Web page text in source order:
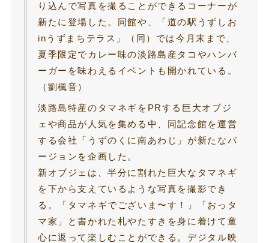
り込んで写真を撮ることができるコーナーが
新たに登場した。同館や、「道の駅うずしお
inうずまちテラス」（同）では今月末まで、
夏季限定でカレー味の淡路島産タコやハンバ
ーガーを味わえるイベントも開かれている。
（劉楓音）
淡路島特産のタマネギをPRする巨大オブジ
ェや商品が人気を集める中、同記念館を運営
する会社「うずのくに南あわじ」が新たなバ
ージョンを企画した。
新オブジェは、半分に割れた巨大なタマネギ
を下から支えているような写真を撮影でき
る。「タマネギでございま〜す！」「おっタ
マ家」と書かれた札やたすきを身に着けて童
心に返って楽しむことができる。デジタル映